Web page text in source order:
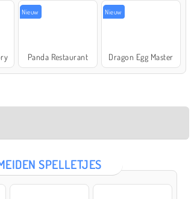
Nieuw
Panda Restaurant
Nieuw
Dragon Egg Master
SPELLETJES